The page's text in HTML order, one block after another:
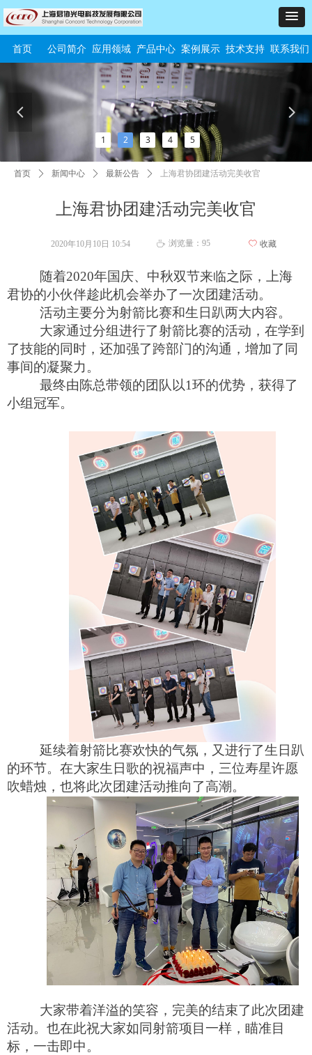
首页 公司简介 应用领域 产品中心 案例展示 技术支持 联系我们
1 2 3 4 5
넳 넲
上海君协团建活动完美收官
首页 ꄲ 新闻中心 ꄲ 最新公告 ꄲ 上海君协团建活动完美收官
随着2020年国庆、中秋双节来临之际，上海
君协的小伙伴趁此机会举办了一次团建活动。
活动主要分为射箭比赛和生日趴两大内容。
大家通过分组进行了射箭比赛的活动，在学到
了技能的同时，还加强了跨部门的沟通，增加了同
事间的凝聚力。
最终由陈总带领的团队以1环的优势，获得了
小组冠军。
延续着射箭比赛欢快的气氛，又进行了生日趴
的环节。在大家生日歌的祝福声中，三位寿星许愿
吹蜡烛，也将此次团建活动推向了高潮。
大家带着洋溢的笑容，完美的结束了此次团建
活动。也在此祝大家如同射箭项目一样，瞄准目
标，一击即中。
2020年10月10日 10:54 ꄘ 浏览量： 95 ꄀ 收藏